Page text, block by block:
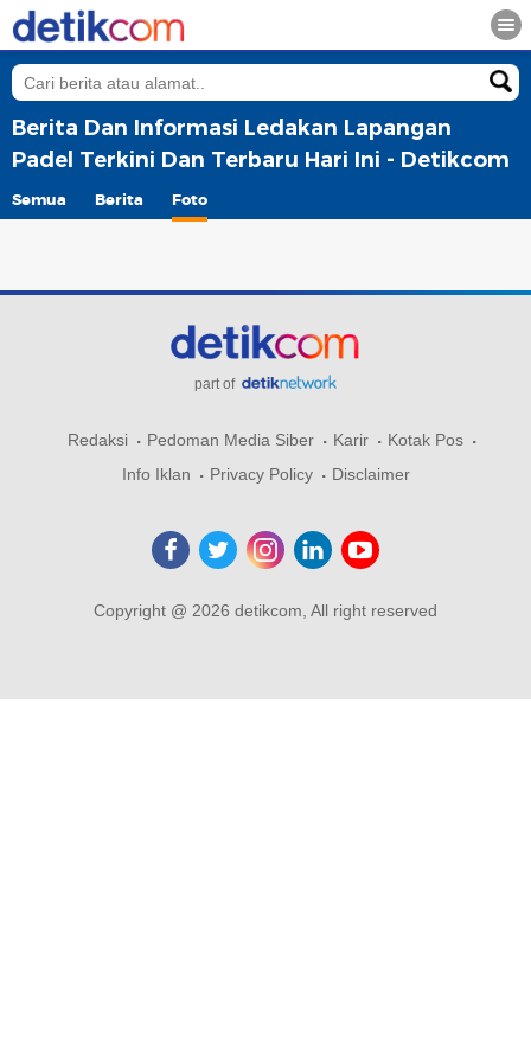
Berita Dan Informasi Ledakan Lapangan
Padel Terkini Dan Terbaru Hari Ini - Detikcom
Semua Berita Foto
part of
Redaksi Pedoman Media Siber Karir
Kotak Pos
Info Iklan
Privacy Policy Disclaimer
Copyright @ 2026 detikcom, All right reserved